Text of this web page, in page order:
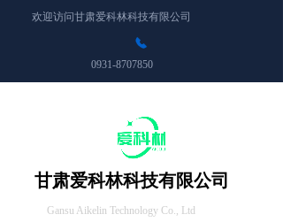
0931-8707850
欢迎访问甘肃爱科林科技有限公司
Gansu Aikelin Technology Co., Ltd
甘肃爱科林科技有限公司